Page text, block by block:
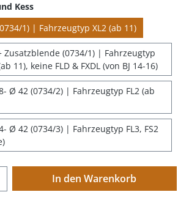
Kess
1) | Fahrzeugtyp XL2 (ab 11)
Zusatzblende (0734/1) | Fahrzeugtyp
11), keine FLD & FXDL (von BJ 14-16)
Ø 42 (0734/2) | Fahrzeugtyp FL2 (ab
Ø 42 (0734/3) | Fahrzeugtyp FL3, FS2
In den Warenkorb